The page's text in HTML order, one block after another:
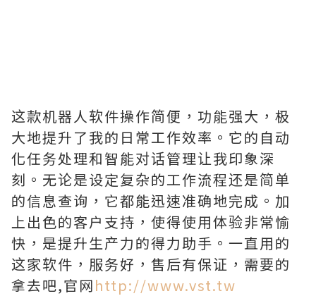
这款机器人软件操作简便，功能强大，极
大地提升了我的日常工作效率。它的自动
化任务处理和智能对话管理让我印象深
刻。无论是设定复杂的工作流程还是简单
的信息查询，它都能迅速准确地完成。加
上出色的客户支持，使得使用体验非常愉
快，是提升生产力的得力助手。一直用的
这家软件，服务好，售后有保证，需要的
拿去吧,官网http://www.vst.tw